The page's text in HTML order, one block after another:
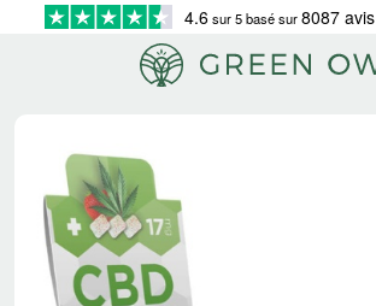
4.6sur 5 basé sur8087 avis